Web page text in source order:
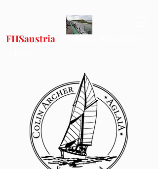
FHSaustria